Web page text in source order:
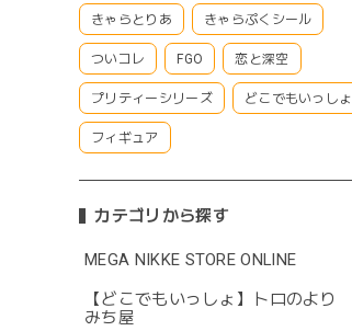
きゃらとりあ きゃらぷくシール
ついコレ FGO 恋と深空
プリティーシリーズ どこでもいっしょ
フィギュア
カテゴリから探す
MEGA NIKKE STORE ONLINE
【どこでもいっしょ】トロのより
みち屋